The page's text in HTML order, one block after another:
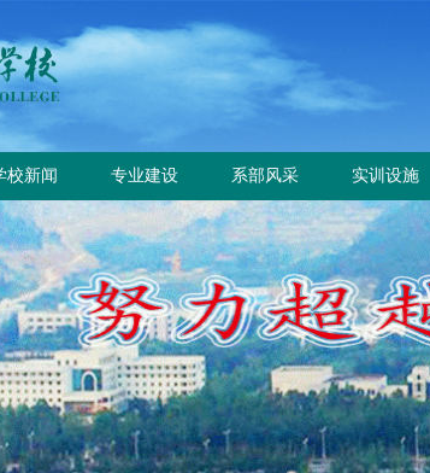
校新闻
校要闻
园公告
专业建设
专业设置
方案标准建设
教材课程建设
师资队伍建设
实训资源建设
学生技能大赛
系部风采
电气工程系
电气自动化系
动力工程系
计量工程系
信息工程系
基础教学部
实训设施
总体简介
重点实训室